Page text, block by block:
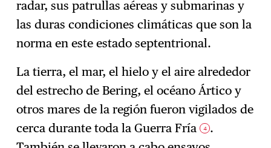
radar, sus patrullas aéreas y submarinas y
las duras condiciones climáticas que son la
norma en este estado septentrional.
La tierra, el mar, el hielo y el aire alrededor
del estrecho de Bering, el océano Ártico y
otros mares de la región fueron vigilados de
cerca durante toda la Guerra Fría 4 .